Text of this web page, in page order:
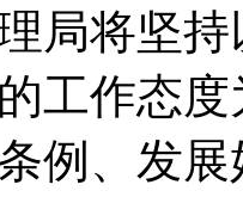
局将坚
工作态
例、发